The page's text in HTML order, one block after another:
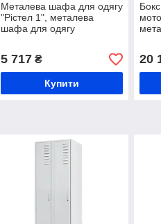
Металева шафа для одягу
"Рістел 1", металева
шафа для одягу
5 717₴
Купити
20